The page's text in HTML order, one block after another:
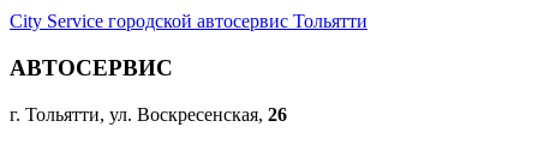
City Service городской автосервис Тольятти
АВТОСЕРВИС
г. Тольятти, ул. Воскресенская, 26